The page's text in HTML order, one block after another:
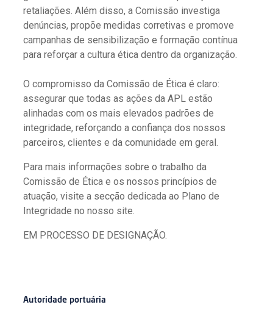
retaliações. Além disso, a Comissão investiga
denúncias, propõe medidas corretivas e promove
campanhas de sensibilização e formação contínua
para reforçar a cultura ética dentro da organização.
O compromisso da Comissão de Ética é claro:
assegurar que todas as ações da APL estão
alinhadas com os mais elevados padrões de
integridade, reforçando a confiança dos nossos
parceiros, clientes e da comunidade em geral.
Para mais informações sobre o trabalho da
Comissão de Ética e os nossos princípios de
atuação, visite a secção dedicada ao Plano de
Integridade no nosso site.
EM PROCESSO DE DESIGNAÇÃO.
Autoridade portuária